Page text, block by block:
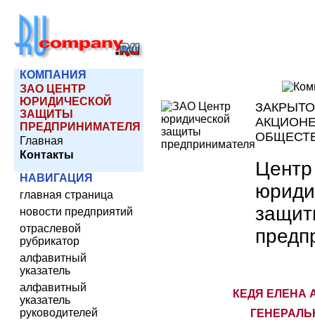
КОМПАНИЯ
ЗАО ЦЕНТР
ЮРИДИЧЕСКОЙ
ЗАЩИТЫ
ПРЕДПРИНИМАТЕЛЯ
Главная
Контакты
НАВИГАЦИЯ
главная страница
новости предприятий
отраслевой
рубрикатор
алфавитный
указатель
алфавитный
указатель
руководителей
Центр
КЕДЯ ЕЛЕНА